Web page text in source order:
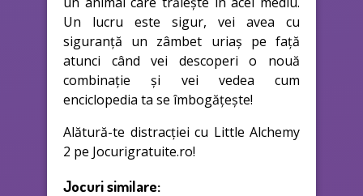
Un lucru este sigur, vei avea cu
siguranță un zâmbet uriaș pe față
atunci când vei descoperi o nouă
combinație și vei vedea cum
enciclopedia ta se îmbogățește!
Alătură-te distracției cu Little Alchemy
2 pe Jocurigratuite.ro!
Jocuri similare: